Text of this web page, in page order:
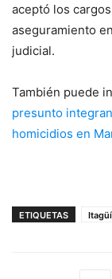
aceptó los
aseguramiento
judicial.
También puede
presunto
homicidios en
ETIQUETAS Itagüí